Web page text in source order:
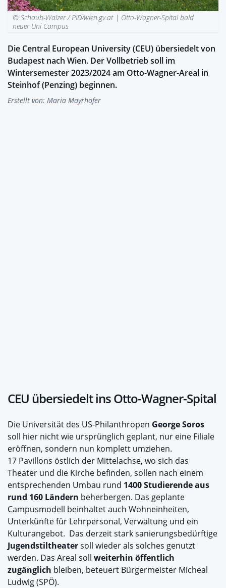
© Schaub-Walzer / PID/wien.gv.at | Otto-Wagner-Spital bald
neuer Uni-Campus
Die Central European University (CEU) übersiedelt von
Budapest nach Wien. Der Vollbetrieb soll im
Wintersemester 2023/2024 am Otto-Wagner-Areal in
Steinhof (Penzing) beginnen.
Erstellt von: Maria Mayrhofer
CEU übersiedelt ins Otto-Wagner-Spital
Die Universität des US-Philanthropen George Soros
soll hier nicht wie ursprünglich geplant, nur eine Filiale
eröffnen, sondern nun komplett umziehen.
17 Pavillons östlich der Mittelachse, wo sich das
Theater und die Kirche befinden, sollen nach einem
entsprechenden Umbau rund 1400 Studierende aus
rund 160 Ländern beherbergen. Das geplante
Campusmodell beinhaltet auch Wohneinheiten,
Unterkünfte für Lehrpersonal, Verwaltung und ein
Kulturangebot. Das derzeit stark sanierungsbedürftige
Jugendstiltheatersoll wieder als solches genutzt
werden. Das Areal soll weiterhin öffentlich
zugänglich bleiben, beteuert Bürgermeister Micheal
Ludwig (SPÖ).